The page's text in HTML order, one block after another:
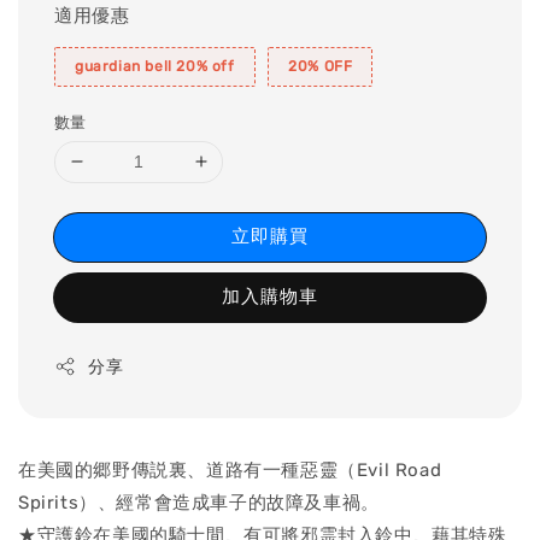
適用優惠
guardian bell 20% off 20% OFF
數量
立即購買
加入購物車
分享
在美國的郷野傳説裏、道路有一種惡靈（Evil Road
Spirits）、經常會造成車子的故障及車禍。
★守護鈴在美國的騎士間、有可將邪霊封入鈴中、藉其特殊